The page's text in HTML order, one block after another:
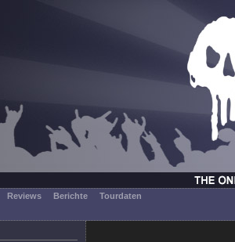
Reviews Berichte
Tourdaten